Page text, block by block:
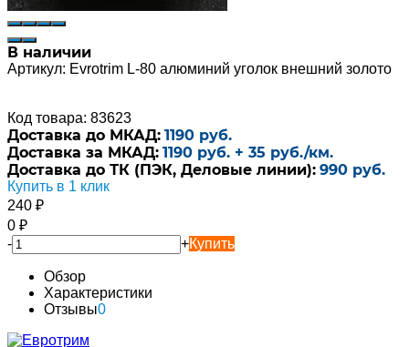
В наличии
Артикул: Evrotrim L-80 алюминий уголок внешний золото
Код товара: 83623
Доставка до МКАД: 1190 руб.
Доставка за МКАД: 1190 руб. + 35 руб./км.
Доставка до ТК (ПЭК, Деловые линии): 990 руб.
Купить в 1 клик
240 ₽
0 ₽
-
+Купить
Обзор
Характеристики
Отзывы0